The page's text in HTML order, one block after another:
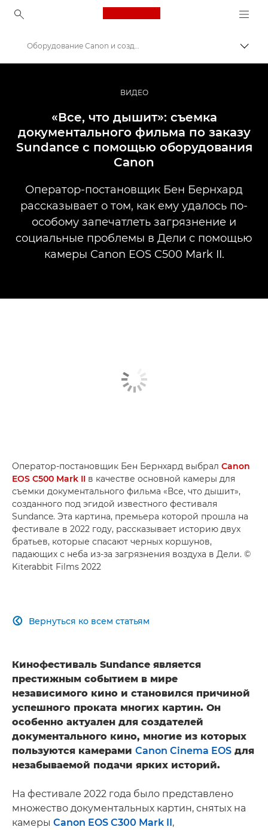
Canon Logo, back to
Профессиональная фото- и видеосъемка
Истории
Оборудование Canon и создание фильма «Все, что дышит»
ВИДЕО
«Все, что дышит»: съемка
документального фильма по заказу
Sundance с помощью оборудования
Canon
Оператор-постановщик Бен Бернхард
рассказывает о том, как ему удалось по-
особому запечатлеть загрязнение и
социальные проблемы в Дели с помощью
камеры Canon EOS C500 Mark II.
Оператор-постановщик Бен Бернхард выбрал Canon
EOS C500 Mark II в качестве основной камеры для
съемки документального фильма «Все, что дышит»,
созданного под эгидой известного фестиваля
Sundance. Эта картина, премьера которой прошла на
фестивале в 2022 году, рассказывает историю двух
братьев, которые спасают черных коршунов,
падающих с неба из-за загрязнения воздуха в Дели. ©
Kiterabbit Films 2022
Вернуться ко всем статьям

Кинофестиваль Sundance является
престижным событием в мире
независимого кино и становился причиной
успешного проката многих картин. Он
особенно актуален для создателей
документального кино, многие из которых
пользуются камерами Canon Cinema EOS для
незабываемой подачи ярких историй.
На фестивале 2022 года было представлено
множество документальных картин, снятых на
камеры Canon EOS C300 Mark II,